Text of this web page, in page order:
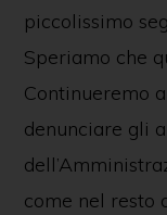
piccolissimo
Speriamo che
Continueremo
denunciare gli
come nel resto